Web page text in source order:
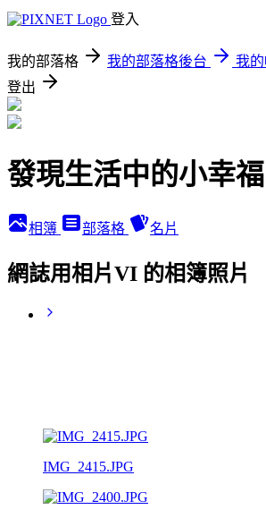
登入
我的部落格 我的部落格後台
我
登出
發現生活中的小幸福
相簿 部落格 名片
網誌用相片VI 的相簿照片
IMG_2415.JPG